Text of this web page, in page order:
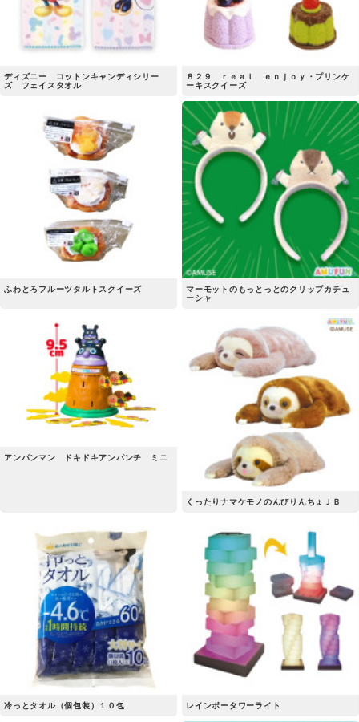
ディズニー コットンキャンディシリー
ズ フェイスタオル
８２９ ｒｅａｌ ｅｎｊｏｙ・プリンケ
ーキスクイーズ
ふわとろフルーツタルトスクイーズ
マーモットのもっとっとのクリップカチュ
ーシャ
アンパンマン ドキドキアンパンチ ミニ
くったりナマケモノのんびりんちょＪＢ
冷っとタオル（個包装）１０包 レインボータワーライト